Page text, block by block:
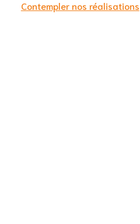
Contempler nos réalisations